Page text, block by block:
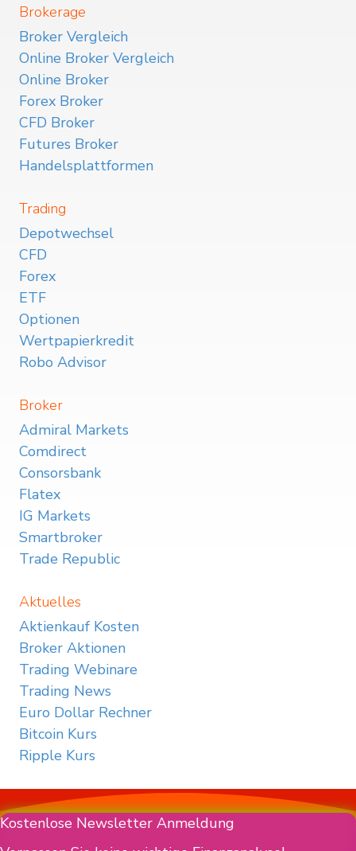
Brokerage
Broker Vergleich
Online Broker Vergleich
Online Broker
Forex Broker
CFD Broker
Futures Broker
Handelsplattformen
Trading
Depotwechsel
CFD
Forex
ETF
Optionen
Wertpapierkredit
Robo Advisor
Broker
Admiral Markets
Comdirect
Consorsbank
Flatex
IG Markets
Smartbroker
Trade Republic
Aktuelles
Aktienkauf Kosten
Broker Aktionen
Trading Webinare
Trading News
Euro Dollar Rechner
Bitcoin Kurs
Ripple Kurs
Kostenlose Newsletter Anmeldung